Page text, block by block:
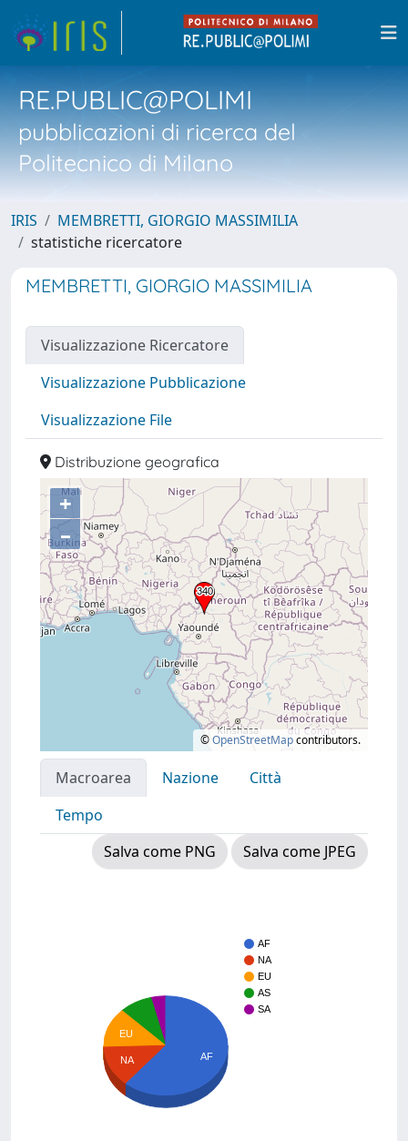
RE.PUBLIC@POLIMI
pubblicazioni di ricerca del
Politecnico di Milano
IRIS
MEMBRETTI, GIORGIO MASSIMILIA
statistiche ricercatore
MEMBRETTI, GIORGIO MASSIMILIA
Visualizzazione Ricercatore
Visualizzazione Pubblicazione
Visualizzazione File
Distribuzione geografica
+
–
©OpenStreetMapcontributors.
Macroarea Nazione
Città
Tempo
Salva come PNG
Salva come JPEG
AF
NA
EU
AS
SA
EU
NA AF